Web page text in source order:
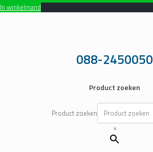
In winkelmand
088-2450050
Product zoeken
Product zoeken
×